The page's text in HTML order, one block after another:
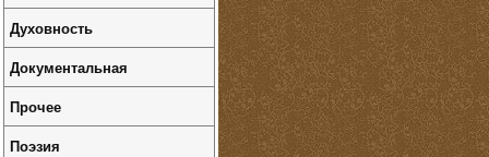
Духовность
Документальная
Прочее
Поэзия